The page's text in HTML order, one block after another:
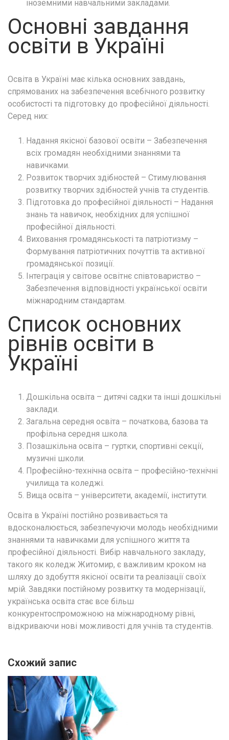
іноземними навчальними закладами.
Основні завдання
освіти в Україні
Освіта в Україні має кілька основних завдань,
спрямованих на забезпечення всебічного розвитку
особистості та підготовку до професійної діяльності.
Серед них:
Надання якісної базової освіти – Забезпечення
всіх громадян необхідними знаннями та
навичками.
Розвиток творчих здібностей – Стимулювання
розвитку творчих здібностей учнів та студентів.
Підготовка до професійної діяльності – Надання
знань та навичок, необхідних для успішної
професійної діяльності.
Виховання громадянськості та патріотизму –
Формування патріотичних почуттів та активної
громадянської позиції.
Інтеграція у світове освітнє співтовариство –
Забезпечення відповідності української освіти
міжнародним стандартам.
Список основних
рівнів освіти в
Україні
Дошкільна освіта – дитячі садки та інші дошкільні
заклади.
Загальна середня освіта – початкова, базова та
профільна середня школа.
Позашкільна освіта – гуртки, спортивні секції,
музичні школи.
Професійно-технічна освіта – професійно-технічні
училища та коледжі.
Вища освіта – університети, академії, інститути.
Освіта в Україні постійно розвивається та
вдосконалюється, забезпечуючи молодь необхідними
знаннями та навичками для успішного життя та
професійної діяльності. Вибір навчального закладу,
такого як коледж Житомир, є важливим кроком на
шляху до здобуття якісної освіти та реалізації своїх
мрій. Завдяки постійному розвитку та модернізації,
українська освіта стає все більш
конкурентоспроможною на міжнародному рівні,
відкриваючи нові можливості для учнів та студентів.
Схожий запис